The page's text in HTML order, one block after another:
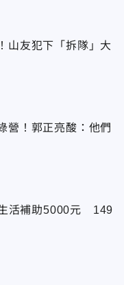
山友犯下「拆隊」大
營！郭正亮酸：他們
活補助5000元 149